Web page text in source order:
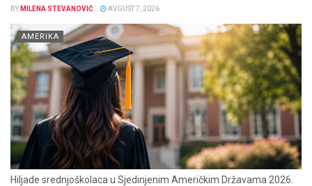
BY MILENA STEVANOVIĆ AVGUST 7, 2026
AMERIKA
Hiljade srednjoškolaca u Sjedinjenim Američkim Državama 2026.